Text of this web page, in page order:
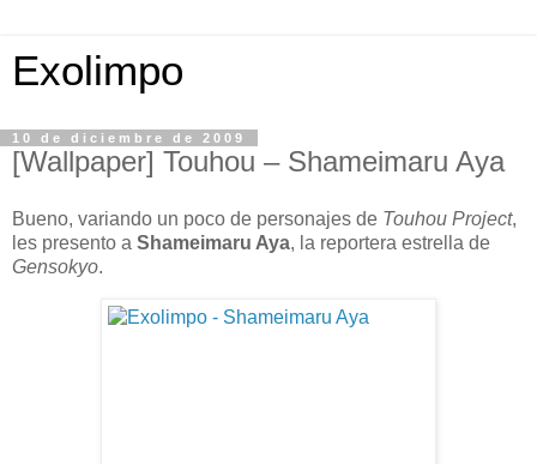
Exolimpo
10 de diciembre de 2009
[Wallpaper] Touhou – Shameimaru Aya
Bueno, variando un poco de personajes de Touhou Project,
les presento a Shameimaru Aya, la reportera estrella de
Gensokyo.